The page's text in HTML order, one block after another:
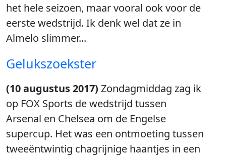
het hele seizoen, maar vooral ook voor de
eerste wedstrijd. Ik denk wel dat ze in
Almelo slimmer...
Gelukszoekster
(10 augustus 2017) Zondagmiddag zag ik
op FOX Sports de wedstrijd tussen
Arsenal en Chelsea om de Engelse
supercup. Het was een ontmoeting tussen
tweeëntwintig chagrijnige haantjes in een